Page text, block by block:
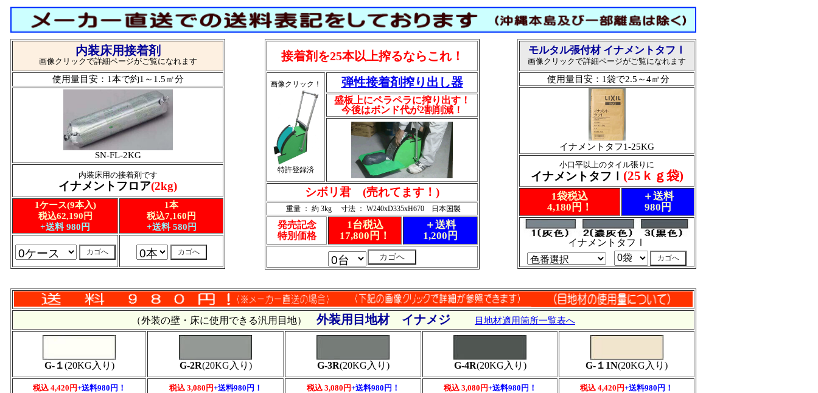
内装床用接着剤
画像クリックで詳細ページがご覧になれます
使用量目安：1本で約1～1.5㎡分
SN-FL-2KG
内装床用の接着剤です
イナメントフロア(2kg)
1ケース(9本入)
税込62,190円
+送料 980円
1本
税込7,160円
+送料 580円
（外装の壁・床に使用できる汎用目地） 外装用目地材 イナメジ 目地材適用箇所一覧表へ
G-１(20KG入り) G-2R(20KG入り) G-3R(20KG入り) G-4R(20KG入り) G-１1N(20KG入り)
税込 4,420円+送料980円！ 税込 3,080円+送料980円！ 税込 3,080円+送料980円！ 税込 3,080円+送料980円！ 税込 4,420円+送料980円！
モルタル張付材 イナメントタフⅠ
画像クリックで詳細ページがご覧になれます
使用量目安：1袋で2.5～4㎡分
イナメントタフ1-25KG
小口平以上のタイル張りに
イナメントタフⅠ (25ｋｇ袋)
1袋税込
4,180円！
＋送料
980円
イナメントタフⅠ
接着剤を25本以上搾るならこれ！
画像クリック！
特許登録済
弾性接着剤搾り出し器
盛板上にペラペラに搾り出す！
今後はボンド代が2割削減！
シボリ君 (売れてます！)
重量 ： 約 3kg 寸法 ： W240xD335xH670 日本国製
発売記念
特別価格
1台税込
17,800円！
＋送料
1,200円